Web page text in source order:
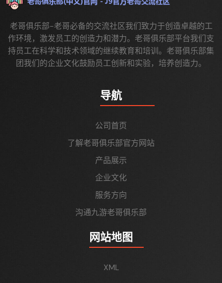
老哥俱乐部-老哥必备的交流社区我们致力于创造卓越的工
作环境，激发员工的创造力和潜力。老哥俱乐部平台我们支
持员工在科学和技术领域的继续教育和培训。老哥俱乐部集
团我们的企业文化鼓励员工创新和实验，培养创造力。
导航
公司首页
了解老哥俱乐部官方网站
产品展示
企业文化
服务方向
沟通九游老哥俱乐部
网站地图
XML